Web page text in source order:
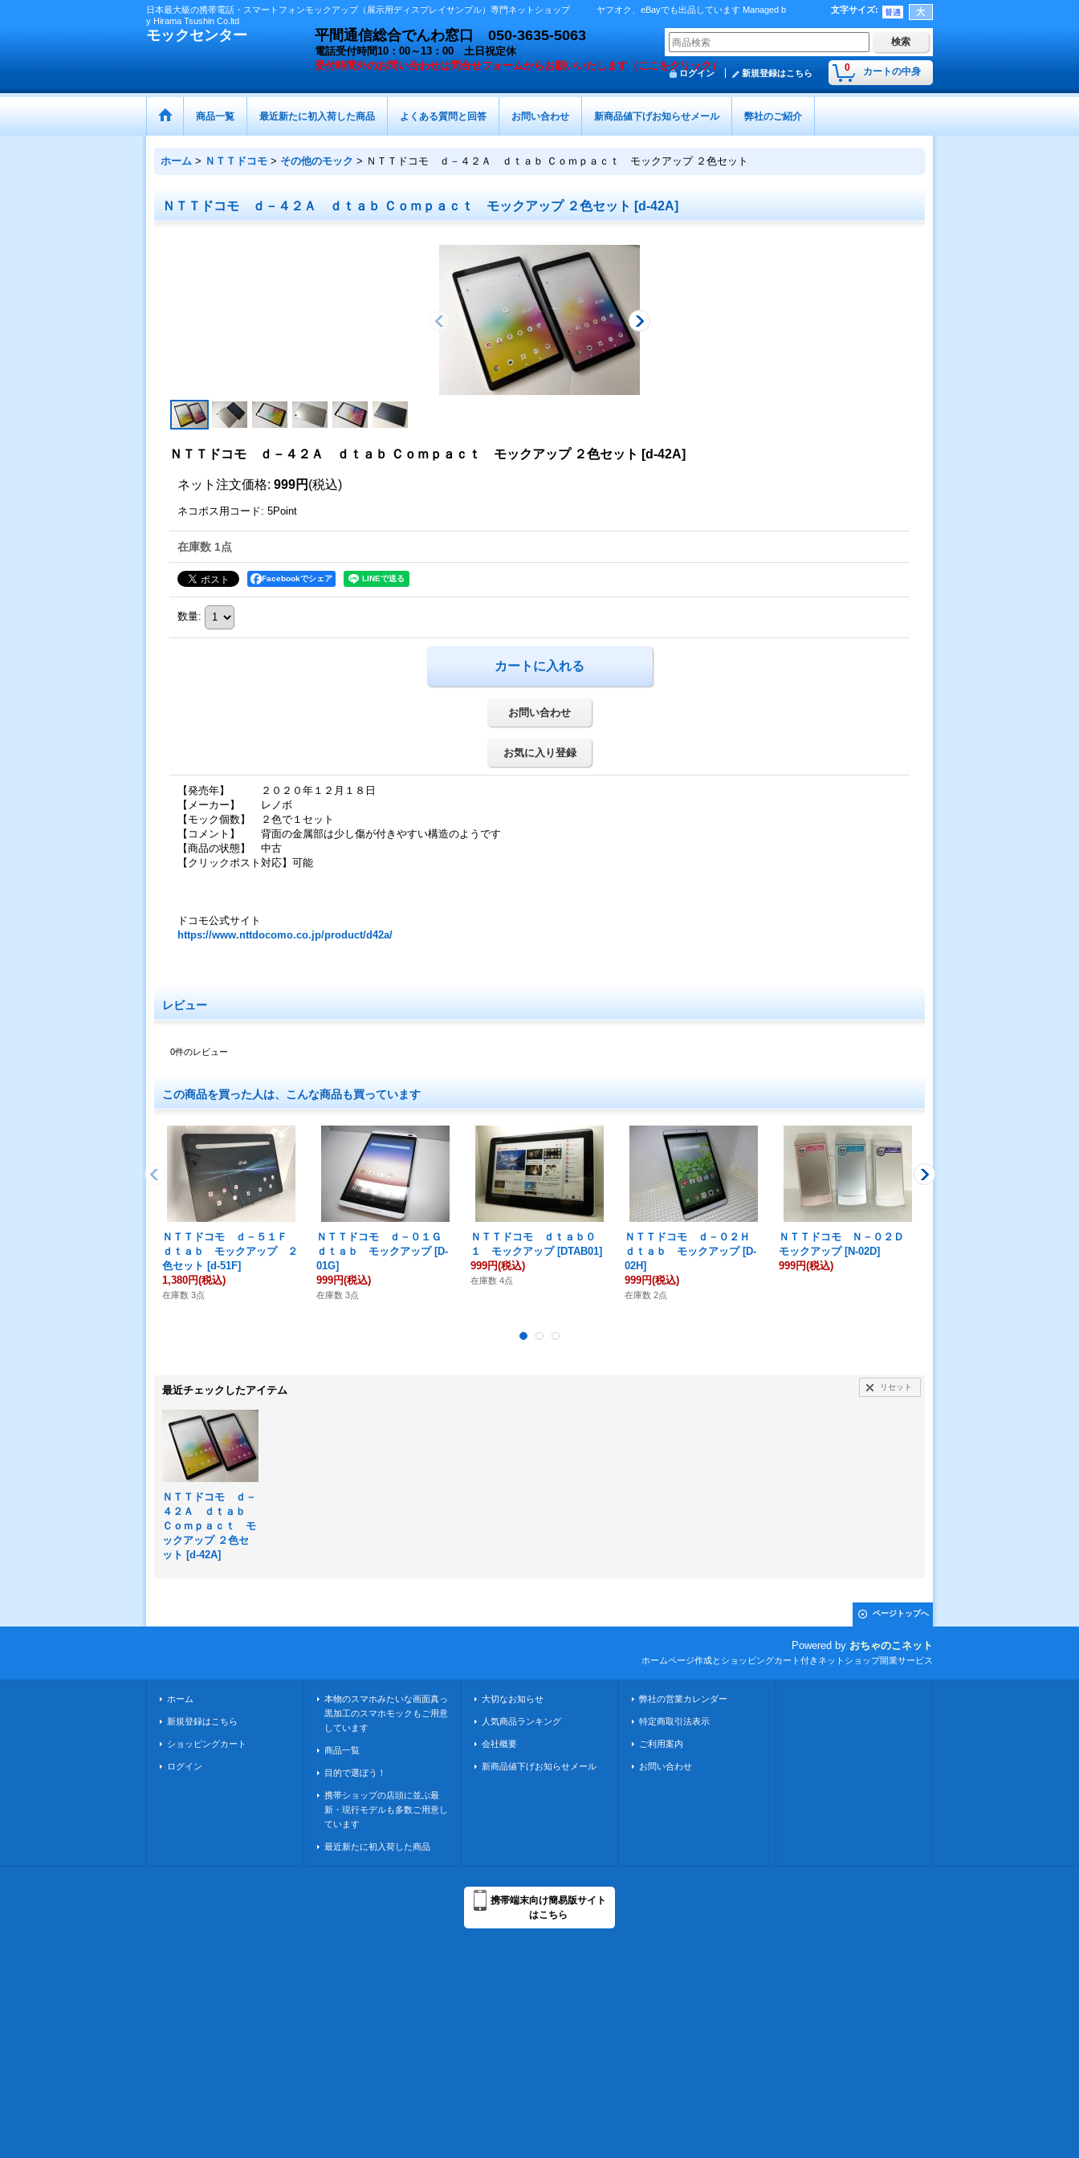
日本最大級の携帯電話・スマートフォンモックアップ（展示用ディスプレイサンプル）専門ネットショップ ヤフオク、eBayでも出品しています Managed b
y Hirama Tsushin Co.ltd
文字サイズ:
モックセンター 平間通信総合でんわ窓口 050-3635-5063
電話受付時間10：00～13：00 土日祝定休
受付時間外のお問い合わせは問合せフォームからお願いいたします（ここをクリック） 0 カートの中身
ログイン 新規登録はこちら
商品一覧 最近新たに初入荷した商品 よくある質問と回答 お問い合わせ 新商品値下げお知らせメール 弊社のご紹介
ホーム > ＮＴＴドコモ > その他のモック > ＮＴＴドコモ ｄ－４２Ａ ｄｔａｂ Ｃｏｍｐａｃｔ モックアップ ２色セット
ＮＴＴドコモ ｄ－４２Ａ ｄｔａｂ Ｃｏｍｐａｃｔ モックアップ ２色セット [d-42A]
ＮＴＴドコモ ｄ－４２Ａ ｄｔａｂ Ｃｏｍｐａｃｔ モックアップ ２色セット [d-42A]
ネット注文価格: 999円 (税込)
ネコポス用コード: 5Point
在庫数 1点
Facebookでシェア
数量:
お問い合わせ
お気に入り登録
【発売年】 ２０２０年１２月１８日
【メーカー】 レノボ
【モック個数】 ２色で１セット
【コメント】 背面の金属部は少し傷が付きやすい構造のようです
【商品の状態】 中古
【クリックポスト対応】可能
ドコモ公式サイト
https://www.nttdocomo.co.jp/product/d42a/
レビュー
0件のレビュー
この商品を買った人は、こんな商品も買っています
ＮＴＴドコモ ｄ－５１Ｆ
ｄｔａｂ モックアップ ２
色セット [d-51F]
1,380円(税込)
在庫数 3点
ＮＴＴドコモ ｄ－０１Ｇ
ｄｔａｂ モックアップ [D-
01G]
999円(税込)
在庫数 3点
ＮＴＴドコモ ｄｔａｂ０
１ モックアップ [DTAB01]
999円(税込)
在庫数 4点
ＮＴＴドコモ ｄ－０２Ｈ
ｄｔａｂ モックアップ [D-
02H]
999円(税込)
在庫数 2点
ＮＴＴドコモ Ｎ－０２Ｄ
モックアップ [N-02D]
999円(税込)
最近チェックしたアイテム リセット
ＮＴＴドコモ ｄ－
４２Ａ ｄｔａｂ
Ｃｏｍｐａｃｔ モ
ックアップ ２色セ
ット [d-42A]
ページトップへ
Powered by おちゃのこネット
ホームページ作成とショッピングカート付きネットショップ開業サービス
ホーム
新規登録はこちら
ショッピングカート
ログイン
本物のスマホみたいな画面真っ
黒加工のスマホモックもご用意
しています
商品一覧
目的で選ぼう！
携帯ショップの店頭に並ぶ最
新・現行モデルも多数ご用意し
ています
最近新たに初入荷した商品
大切なお知らせ
人気商品ランキング
会社概要
新商品値下げお知らせメール
弊社の営業カレンダー
特定商取引法表示
ご利用案内
お問い合わせ
携帯端末向け簡易版サイト
はこちら